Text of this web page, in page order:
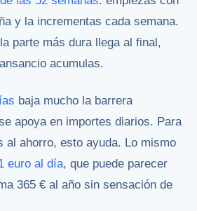
y la incrementas cada semana.
parte más dura llega al final,
acumulas.
baja mucho la barrera
apoya en importes diarios. Para
al ahorro, esto ayuda. Lo mismo
euro al día, que puede parecer
365 € al año sin sensación de